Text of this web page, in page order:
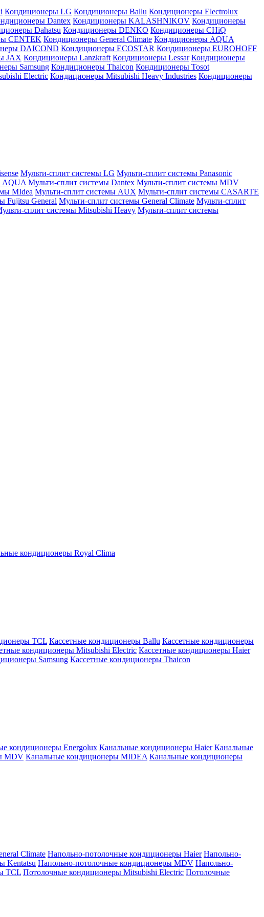
Кондиционеры LG Кондиционеры Ballu Кондиционеры Electrolux
Dantex Кондиционеры KALASHNIKOV Кондиционеры
Dahatsu Кондиционеры DENKO Кондиционеры CHiQ
CENTEK Кондиционеры General Climate Кондиционеры AQUA
DAICOND Кондиционеры ECOSTAR Кондиционеры EUROHOFF
JAX Кондиционеры Lanzkraft Кондиционеры Lessar Кондиционеры
Samsung Кондиционеры Thaicon Кондиционеры Tosot
Electric Кондиционеры Mitsubishi Heavy Industries Кондиционеры
Мульти-сплит системы LG Мульти-сплит системы Panasonic
AQUA Мульти-сплит системы Dantex Мульти-сплит системы MDV
MIdea Мульти-сплит системы AUX Мульти-сплит системы CASARTE
Fujitsu General Мульти-сплит системы General Climate Мульти-сплит
сплит системы Mitsubishi Heavy Мульти-сплит системы
кондиционеры Royal Clima
TCL Кассетные кондиционеры Ballu Кассетные кондиционеры
кондиционеры Mitsubishi Electric Кассетные кондиционеры Haier
Samsung Кассетные кондиционеры Thaicon
кондиционеры Energolux Канальные кондиционеры Haier Канальные
MDV Канальные кондиционеры MIDEA Канальные кондиционеры
Climate Напольно-потолочные кондиционеры Haier Напольно-
Kentatsu Напольно-потолочные кондиционеры MDV Напольно-
TCL Потолочные кондиционеры Mitsubishi Electric Потолочные